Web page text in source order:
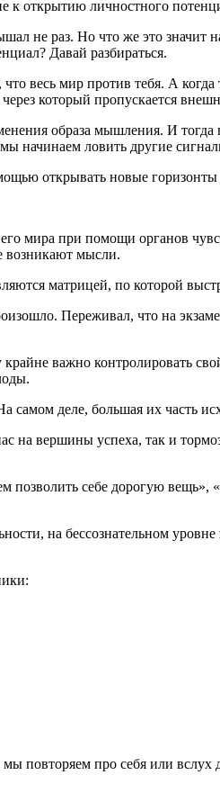
к открытию личностного
не раз. Но что же это
Давай разбираться.
весь мир против тебя. А
который пропускается
образа мышления. И
начинаем ловить другие
открывать новые
мира при помощи органов
возникают мысли.
матрицей, по которой
Переживал, что на
важно контролировать
деле, большая их часть
вершины успеха, так и
позволить себе дорогую
на бессознательном
про себя или вслух